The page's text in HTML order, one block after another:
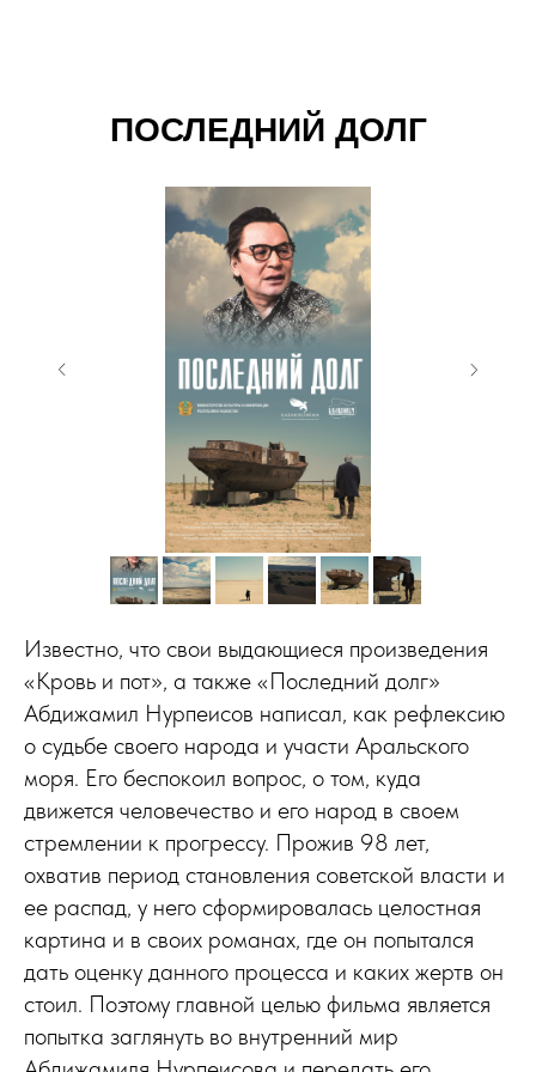
ПОСЛЕДНИЙ ДОЛГ
Известно, что свои выдающиеся произведения
«Кровь и пот», а также «Последний долг»
Абдижамил Нурпеисов написал, как рефлексию
о судьбе своего народа и участи Аральского
моря. Его беспокоил вопрос, о том, куда
движется человечество и его народ в своем
стремлении к прогрессу. Прожив 98 лет,
охватив период становления советской власти и
ее распад, у него сформировалась целостная
картина и в своих романах, где он попытался
дать оценку данного процесса и каких жертв он
стоил. Поэтому главной целью фильма является
попытка заглянуть во внутренний мир